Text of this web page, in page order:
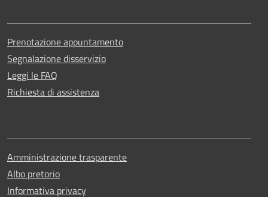
Prenotazione appuntamento
Segnalazione disservizio
Leggi le FAQ
Richiesta di assistenza
Amministrazione trasparente
Albo pretorio
Informativa privacy